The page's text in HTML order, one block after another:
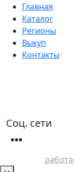
Главная
Каталог
Регионы
Выкуп
Контакты
Соц. сети